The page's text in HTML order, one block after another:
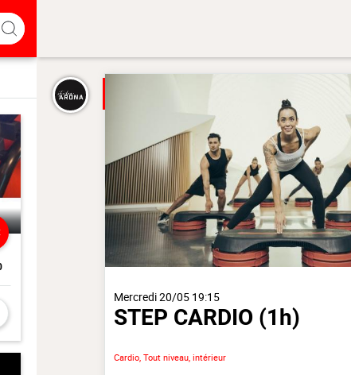
Mercredi 20/05 19:15
STEP CARDIO(1h)
Cardio, Tout niveau, intérieur